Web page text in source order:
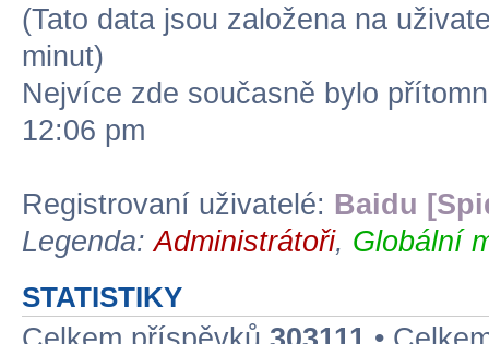
(Tato data jsou založena na
minut)
Nejvíce zde současně bylo
12:06 pm
Registrovaní uživatelé: Baidu
Legenda:Administrátoři, Globální
STATISTIKY